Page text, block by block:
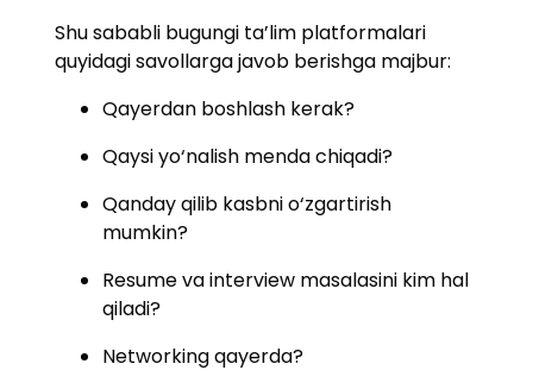
Shu sababli bugungi ta’lim platformalari
quyidagi savollarga javob berishga majbur:
Qayerdan boshlash kerak?
Qaysi yo‘nalish menda chiqadi?
Qanday qilib kasbni o‘zgartirish
mumkin?
Resume va interview masalasini kim hal
qiladi?
Networking qayerda?